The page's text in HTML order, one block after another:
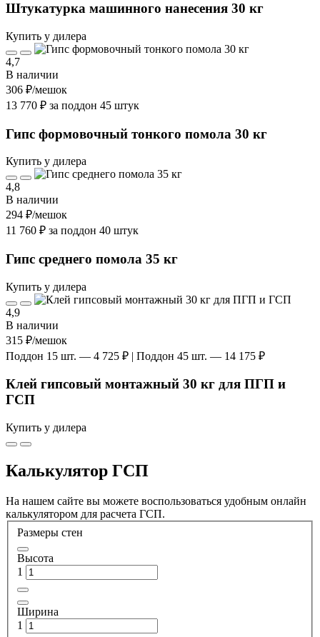
Штукатурка машинного нанесения 30 кг
Купить у дилера
4,7
В наличии
306 ₽/мешок
13 770 ₽ за поддон 45 штук
Гипс формовочный тонкого помола 30 кг
Купить у дилера
4,8
В наличии
294 ₽/мешок
11 760 ₽ за поддон 40 штук
Гипс среднего помола 35 кг
Купить у дилера
4,9
В наличии
315 ₽/мешок
Поддон 15 шт. — 4 725 ₽ | Поддон 45 шт. — 14 175 ₽
Клей гипсовый монтажный 30 кг для ПГП и
ГСП
Купить у дилера
Калькулятор ГСП
На нашем сайте вы можете воспользоваться удобным онлайн
калькулятором для расчета ГСП.
Размеры стен
Высота
1
Ширина
1